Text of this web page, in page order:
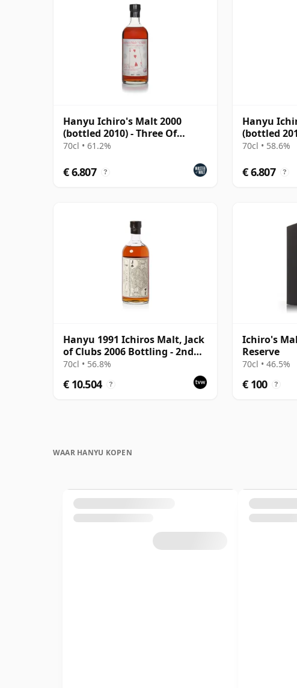
Hanyu Ichiro's Malt 2000
(bottled 2010) - Three Of
Hearts
70cl • 61.2%
€ 6.807 ?
Hanyu
(bottled
70cl • 58.6%
€ 6.807 ?
Hanyu 1991 Ichiros Malt, Jack
of Clubs 2006 Bottling - 2nd
Edition
70cl • 56.8%
€ 10.504 ?
Ichiro's
Reserve
70cl • 46.5%
€ 100 ?
WAAR HANYU KOPEN